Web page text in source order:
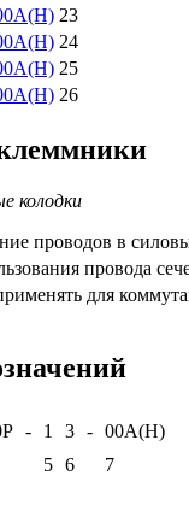
23
24
25
26
колодки
проводов в
провода
для
- 1 3 - 00A(H)
5 6 7